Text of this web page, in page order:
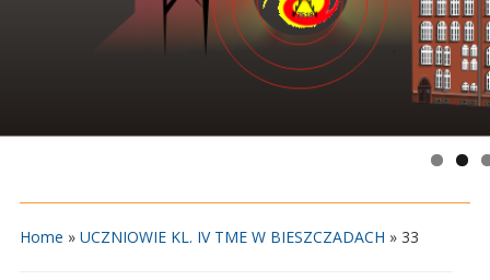
Home » UCZNIOWIE KL. IV TME W BIESZCZADACH » 33